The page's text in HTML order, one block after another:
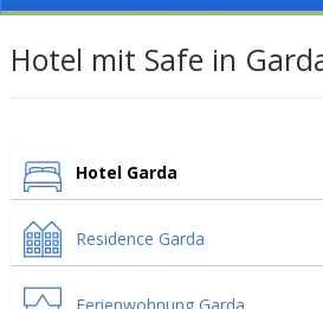
Hotel mit Safe in
Hotel Garda
Residence Garda